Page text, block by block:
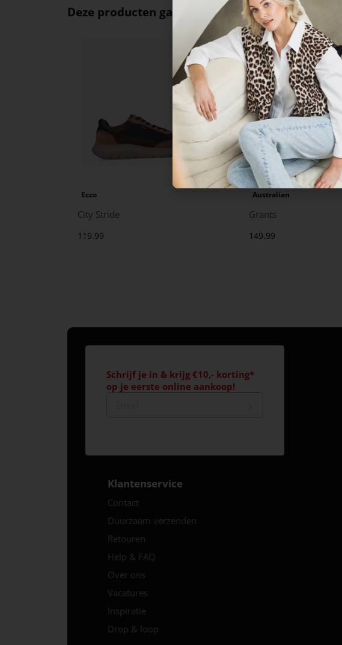
Deze producten ga je leuk vinden
Ecco
City Stride
119.99
Australian
Grants
149.99
Schrijf je in & krijg €10,- korting*
op je eerste online aankoop!
Klantenservice
Contact
Duurzaam verzenden
Retouren
Help & FAQ
Over ons
Vacatures
Inspiratie
Drop & loop